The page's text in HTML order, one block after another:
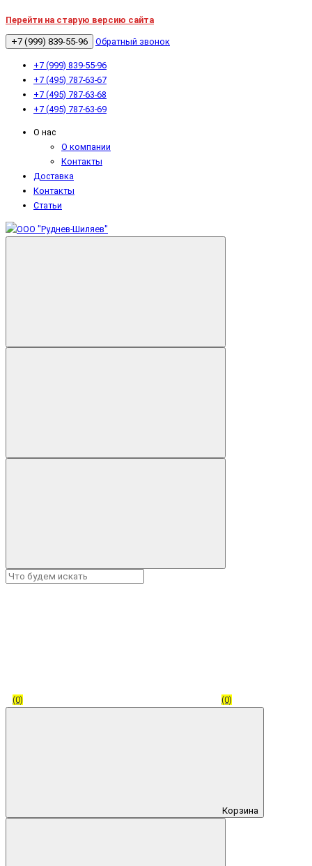
Перейти на старую версию сайта
+7 (999) 839-55-96 Обратный звонок
+7 (999) 839-55-96
+7 (495) 787-63-67
+7 (495) 787-63-68
+7 (495) 787-63-69
О нас
О компании
Контакты
Доставка
Контакты
Статьи
(0) (0)
Корзина